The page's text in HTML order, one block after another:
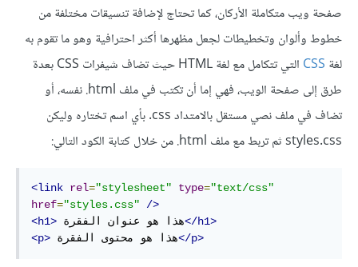
صفحة ويب متكاملة الأركان، كما تحتاج لإضافة تنسيقات مختلفة من
خطوط وألوان وتخطيطات لجعل مظهرها أكثر احترافية وهو ما تقوم به
لغة CSS
التي تتكامل مع لغة HTML حيث تضاف شيفرات CSS بعدة
طرق إلى صفحة الويب، فهي إما أن تكتب في ملف ‎.html نفسه، أو
تضاف في ملف نصي مستقل بالامتداد css. بأي اسم تختاره وليكن
styles.css ثم تربط مع ملف ‎.html من خلال كتابة الكود التالي:
<link rel="stylesheet" type="text/css"
href="styles.css"
/>
<h1> هذا هو عنوان الفقرة</h1>
<p> هذا هو محتوى الفقرة</p>